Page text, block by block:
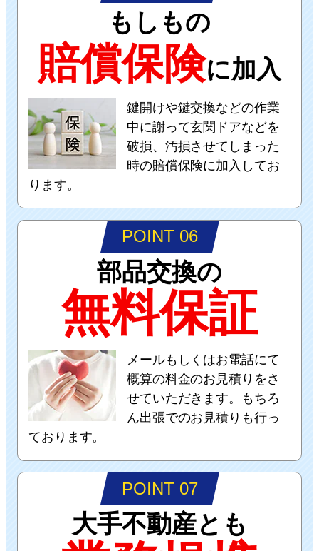
もしもの
賠償保険に加入
鍵開けや鍵交換などの作業
中に謝って玄関ドアなどを
破損、汚損させてしまった
時の賠償保険に加入してお
ります。
POINT 06
部品交換の
無料保証
メールもしくはお電話にて
概算の料金のお見積りをさ
せていただきます。もちろ
ん出張でのお見積りも行っ
ております。
POINT 07
大手不動産とも